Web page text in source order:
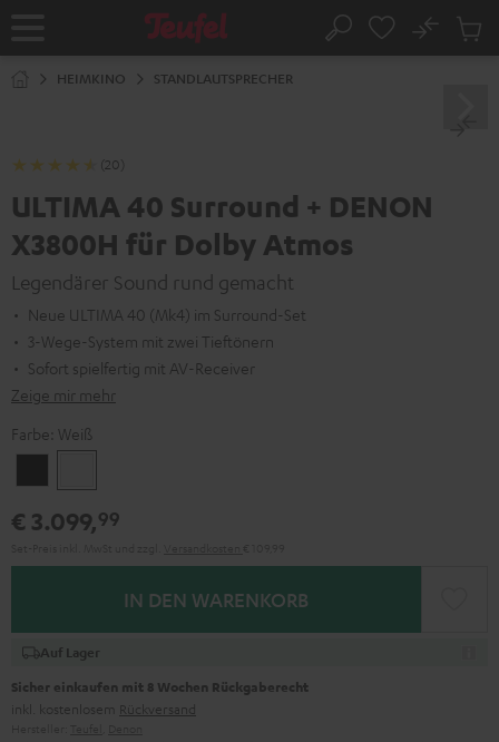
Startseite Suche
No
HEIMKINO STANDLAUTSPRECHER
(20)
ULTIMA 40 Surround + DENON
X3800H für Dolby Atmos
Legendärer Sound rund gemacht
Neue ULTIMA 40 (Mk4) im Surround-Set
3-Wege-System mit zwei Tieftönern
Sofort spielfertig mit AV-Receiver
Zeige mir mehr
Farbe: Weiß
€ 3.099,99
IN DEN WARENKORB
Auf Lager
Sicher einkaufen mit 8 Wochen Rückgaberecht
inkl. kostenlosem Rückversand